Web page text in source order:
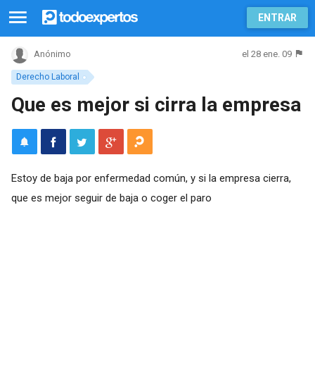
ENTRAR
Derecho Laboral
Anónimo el 28 ene. 09
Que es mejor si cirra la empresa
Estoy de baja por enfermedad común, y si la empresa cierra,
que es mejor seguir de baja o coger el paro